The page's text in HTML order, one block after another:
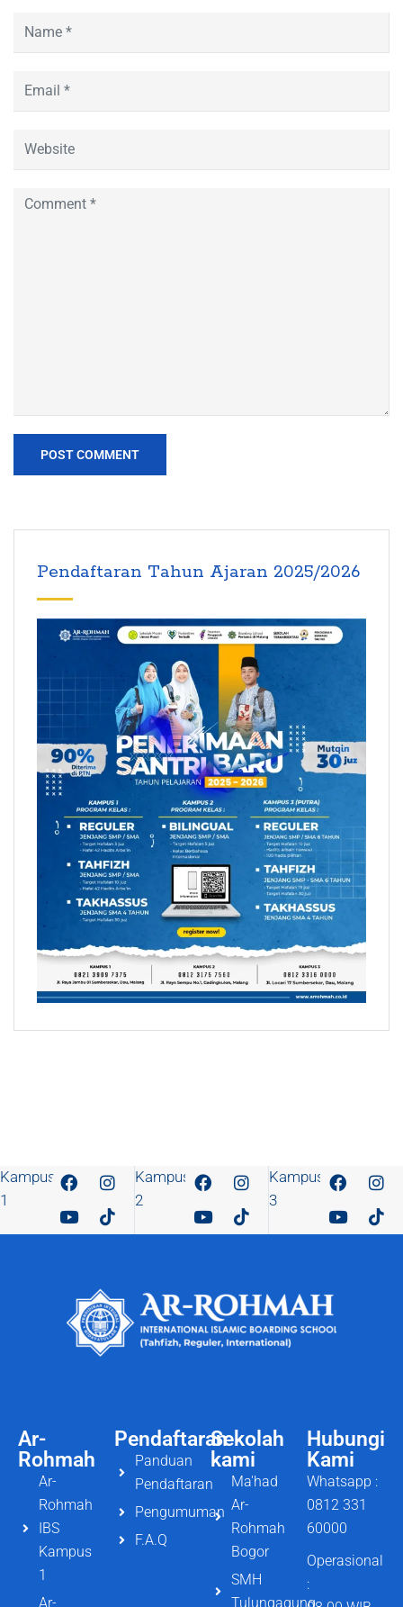
Pendaftaran Tahun Ajaran 2025/2026
Kampus
1
Kampus
2
Kampus
3
Ar-
Rohmah
Ar-
Rohmah
IBS
Kampus
1
Ar-
Pendaftaran
Panduan
Pendaftaran
Pengumuman
F.A.Q
Hubungi
Kami
Whatsapp :
0812 331
60000
Operasional
:
Sekolah
kami
Ma'had
Ar-
Rohmah
Bogor
SMH
Tulungagung